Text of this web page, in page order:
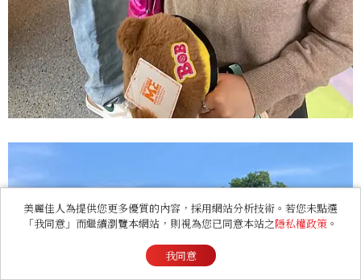
美麗佳人為提供您更多優質的內容，採用網站分析技術。若您未點選
「我同意」而繼續瀏覽本網站，則視為您已同意本站之隱私權政策 。
我同意